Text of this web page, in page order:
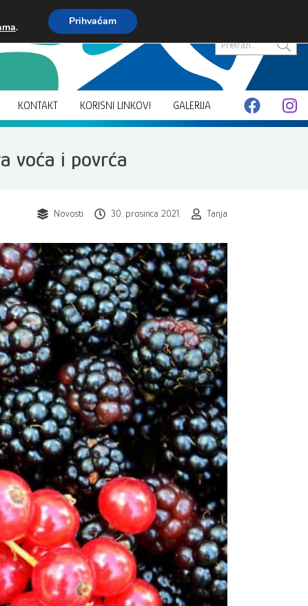
Pretraži...
KONTAKT KORISNI LINKOVI GALERIJA
voća i povrća
Novosti 30. prosinca 2021. Tanja
. Prihvaćam